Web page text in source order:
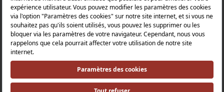
Politique de confidentialité et politique de protection des
Politique de qualité |
Politique de santé et de sécurité au travail |
Politique environnementale |